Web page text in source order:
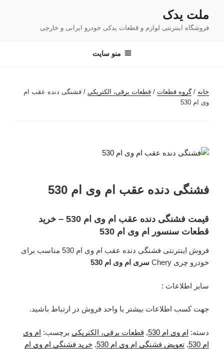
محتوا
ملت یدک
فروشگاه اینترنتی لوازم و قطعات یدکی خودرو ایرانی و خارجی
منو سایت
خانه /گروه قطعات / قطعات برقی، الکتریکی / فشنگی دنده عقب ام
وی ام 530
فشنگی دنده عقب ام وی ام 530
قیمت فشنگی دنده عقب ام وی ام 530 – خرید
قطعات سنسور ام وی ام 530
فروش اینترنتی فشنگی دنده عقب ام وی ام 530 مناسب برای
خودرو چری Chery
سری ام وی ام 530
سایر اطلاعات :
جهت کسب اطلاعات بیشتر با واحد فروش در ارتباط باشید.
دسته: ام وی ام 530 , قطعات برقی، الکتریکی برچسب: ام وی
ام 530
, تعویض فشنگی ام وی ام 530 , خرید فشنگی ام وی ام